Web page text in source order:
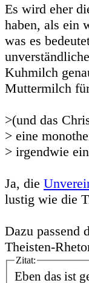
Es wird eher
haben, als ein
was es
Kuhmilch
Muttermilch
>(und das
> eine
> irgendwie
Ja, die
lustig wie die
Dazu passend
Theisten-
Zitat:
Eben das ist